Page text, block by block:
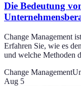
Die Bedeutung
Change Management
Erfahren Sie, wie es
und welche Methoden
Change Management
Aug 5